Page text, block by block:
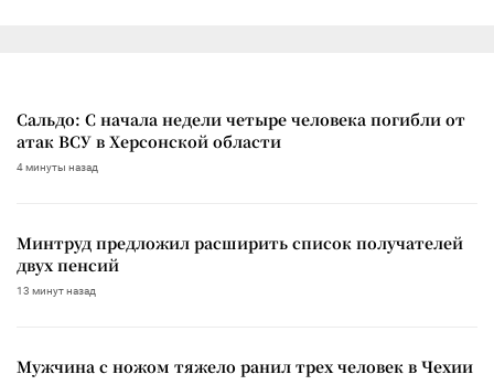
Сальдо: С начала недели четыре человека погибли от
атак ВСУ в Херсонской области
4 минуты назад
Минтруд предложил расширить список получателей
двух пенсий
13 минут назад
Мужчина с ножом тяжело ранил трех человек в Чехии